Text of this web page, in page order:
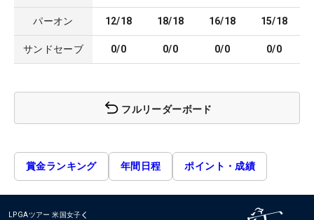
パーオン 12/18 18/18 16/18 15/18
サンドセーブ 0/0 0/0 0/0 0/0
フルリーダーボード
賞金ランキング 年間日程 ポイント・成績
LPGAツアー 米国女子